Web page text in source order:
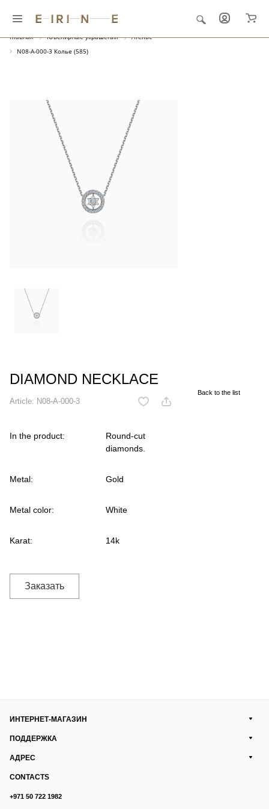
Главная Ювелирные украшения
Ателье
N08-A-000-3 Колье (585)
DIAMOND NECKLACE
Article: N08-A-000-3
In the product:
Round-cut
diamonds.
Metal: Gold
Metal color: White
Karat: 14k
Заказать
Back to the list
ИНТЕРНЕТ-МАГАЗИН
ПОДДЕРЖКА
АДРЕС
CONTACTS
+971 50 722 1982